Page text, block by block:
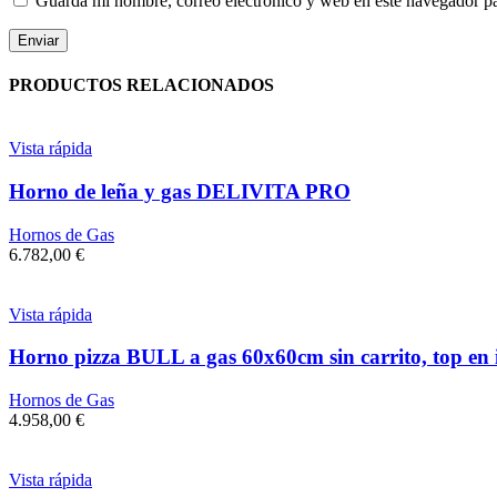
PRODUCTOS RELACIONADOS
Vista rápida
Horno de leña y gas DELIVITA PRO
Hornos de Gas
6.782,00 €
Vista rápida
Horno pizza BULL a gas 60x60cm sin carrito, top en
Hornos de Gas
4.958,00 €
Vista rápida